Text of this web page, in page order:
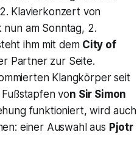
Klavierkonzert von
nun am Sonntag, 2.
ihm mit dem City of
Partner zur Seite.
Klangkörper seit
von Sir Simon
funktioniert, wird auch
einer Auswahl aus Pjotr